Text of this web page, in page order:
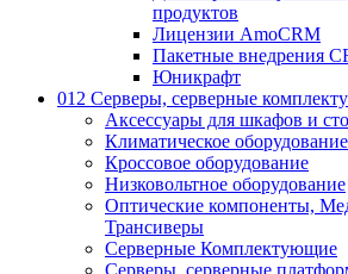
продуктов
Лицензии AmoCRM
Пакетные внедрения
Юникрафт
012 Серверы, серверные
Аксессуары для шкафов и
Климатическое оборудование
Кроссовое оборудование
Низковольтное оборудование
Оптические компоненты,
Трансиверы
Серверные Комплектующие